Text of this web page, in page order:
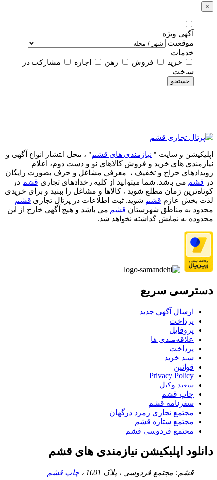
×
آگهی ویژه
موقعیت
خدمات
خرید
فروش رهن اجاره
مشارکت در
ساخت
جستجو
اپلیکیشن و سایت " نیازمندی های قشم" ، محل انتشار انواع آگهی و
نیازمندی های خرید و فروش کالاهای نو و دست‌ دوم، اعلام
رویدادهای حراج و تخفیف ، معرفی مشاغل و حرف بصورت رایگان
در قشم می باشد. شما میتوانید از کلیه رخدادهای تجاری قشم در
کوتاه‌ترین زمان مطلع شوید ، کالاها و مشاغل را ببنید و برای خریدی
لذت بخش عازم قشم شوید. ثبت اطلاعات در پرتال تجاری قشم
محدود به مناطق شهرستان قشم می باشد و هیچ آگهی خارج از این
محدوده به نمایش گذاشته نخواهد شد.
دسترسی سریع
ارسال آگهی جدید
پرداخت
پروفایل
علاقه‌مندی ها
پرداخت
سبد خرید
قوانین
Privacy Policy
سعید وکیل
چاپ قشم
سفرنامه قشم
مجتمع تجاری زمرد درگهان
مجتمع ستاره قشم
مجتمع فردوسی قشم
دانلود اپلیکیشن نیازمندی های قشم
قشم: مجتمع فردوسی ، پلاک 1001 ، چاپ قشم